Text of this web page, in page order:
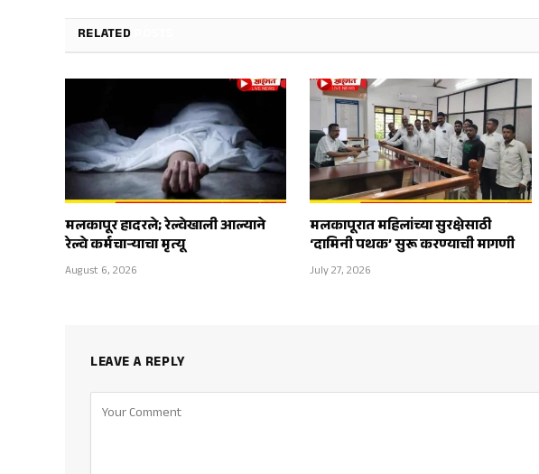
RELATED
मलकापूर हादरले; रेल्वेखाली आल्याने
रेल्वे कर्मचाऱ्याचा मृत्यू
August 6, 2026
मलकापूरात महिलांच्या सुरक्षेसाठी
‘दामिनी पथक’ सुरू करण्याची मागणी
July 27, 2026
LEAVE A REPLY